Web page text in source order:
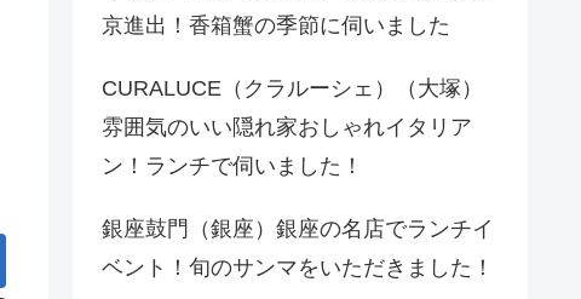
京進出！香箱蟹の季節に伺いました
CURALUCE（クラルーシェ）（大塚）
雰囲気のいい隠れ家おしゃれイタリア
ン！ランチで伺いました！
銀座鼓門（銀座）銀座の名店でランチイ
ベント！旬のサンマをいただきました！